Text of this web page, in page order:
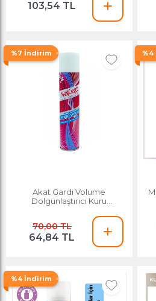
103,54 TL
%7 İndirim
Akat Gardi Volume
Dolgunlaştırıcı Kuru
70,00 TL
64,84 TL
%4 İndirim